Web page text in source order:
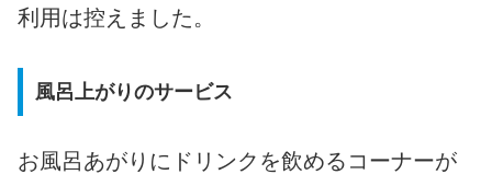
利用は控えました。
風呂上がりのサービス
お風呂あがりにドリンクを飲めるコーナーが